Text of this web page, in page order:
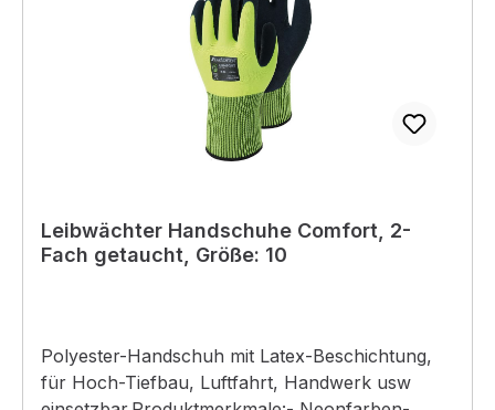
Leibwächter Handschuhe Comfort, 2-
Fach getaucht, Größe: 10
Polyester-Handschuh mit Latex-Beschichtung,
für Hoch-Tiefbau, Luftfahrt, Handwerk usw